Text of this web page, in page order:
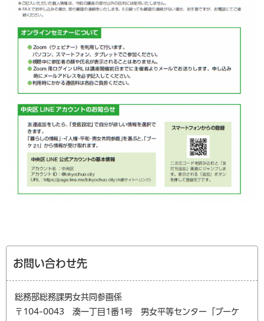
お問い合わせ先
総務部総務課男女共同参画係
〒104-0043 湊一丁目1番1号 男女平等センター「ブーケ